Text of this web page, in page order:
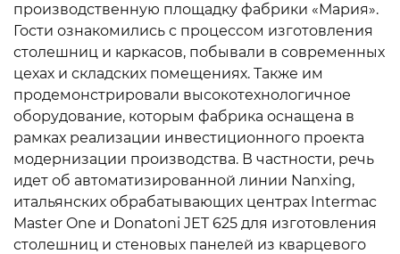
производственную площадку фабрики «Мария».
Гости ознакомились с процессом изготовления
столешниц и каркасов, побывали в современных
цехах и складских помещениях. Также им
продемонстрировали высокотехнологичное
оборудование, которым фабрика оснащена в
рамках реализации инвестиционного проекта
модернизации производства. В частности, речь
идет об автоматизированной линии Nanxing,
итальянских обрабатывающих центрах Intermac
Master One и Donatoni JET 625 для изготовления
столешниц и стеновых панелей из кварцевого